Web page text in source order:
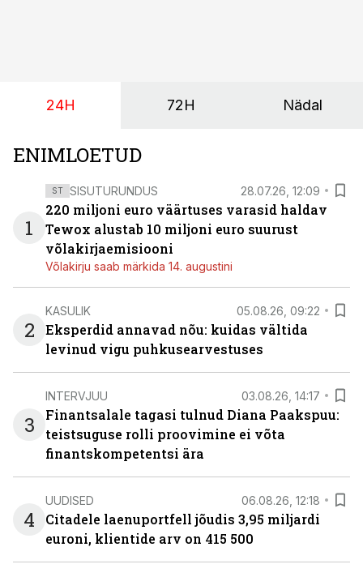
24H 72H Nädal
ENIMLOETUD
1
ST SISUTURUNDUS 28.07.26, 12:09
220 miljoni euro väärtuses varasid haldav
Tewox alustab 10 miljoni euro suurust
võlakirjaemisiooni
Võlakirju saab märkida 14. augustini
2
KASULIK 05.08.26, 09:22
Eksperdid annavad nõu: kuidas vältida
levinud vigu puhkusearvestuses
3
INTERVJUU 03.08.26, 14:17
Finantsalale tagasi tulnud Diana Paakspuu:
teistsuguse rolli proovimine ei võta
finantskompetentsi ära
4
UUDISED 06.08.26, 12:18
Citadele laenuportfell jõudis 3,95 miljardi
euroni, klientide arv on 415 500